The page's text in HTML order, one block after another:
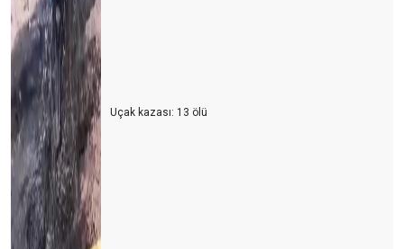
Uçak kazası: 13 ölü